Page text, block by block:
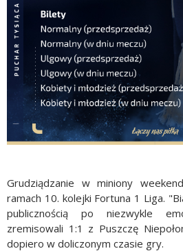
Grudziądzanie w miniony
ramach 10. kolejki Fortuna 1 Liga.
publicznością po niezwykle
zremisowali 1:1 z Puszczę
dopiero w doliczonym czasie gry.